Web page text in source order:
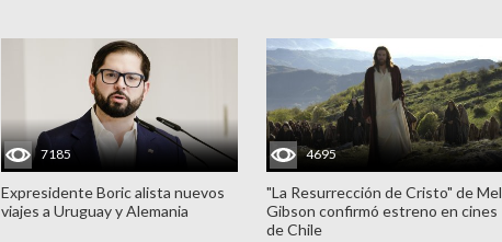
7185
Expresidente Boric alista nuevos
viajes a Uruguay y Alemania
4695
"La Resurrección de Cristo" de Mel
Gibson confirmó estreno en cines
de Chile